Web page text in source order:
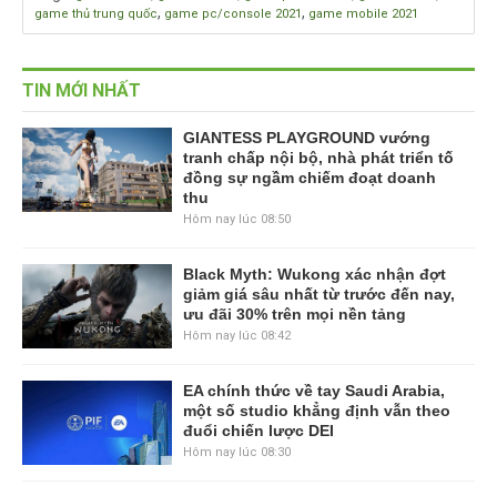
game thủ trung quốc, game pc/console 2021, game mobile 2021
TIN MỚI NHẤT
GIANTESS PLAYGROUND vướng
tranh chấp nội bộ, nhà phát triển tố
đồng sự ngầm chiếm đoạt doanh
thu
Hôm nay lúc 08:50
Black Myth: Wukong xác nhận đợt
giảm giá sâu nhất từ trước đến nay,
ưu đãi 30% trên mọi nền tảng
Hôm nay lúc 08:42
EA chính thức về tay Saudi Arabia,
một số studio khẳng định vẫn theo
đuổi chiến lược DEI
Hôm nay lúc 08:30